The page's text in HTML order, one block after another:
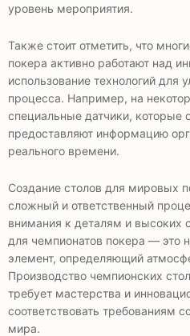
уровень мероприятия.
Также стоит отметить, что
покера активно работают над
использование технологий для
процесса. Например, на
специальные датчики, которые
предоставляют информацию
реального времени.
Создание столов для мировых
сложный и ответственный
внимания к деталям и высоких
для чемпионатов покера — это
элемент, определяющий
Производство чемпионских
требует мастерства и
соответствовать требованиям
мира.